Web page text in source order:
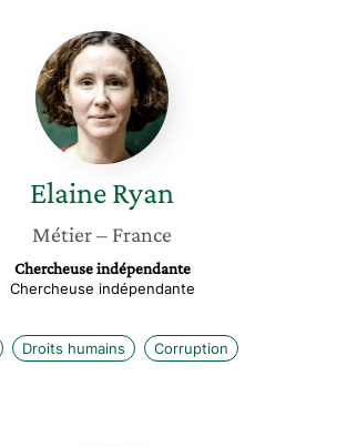
Elaine
Ryan
ElaineRyan
Métier– France
Chercheuse indépendante
Chercheuse indépendante
Droits humains Corruption